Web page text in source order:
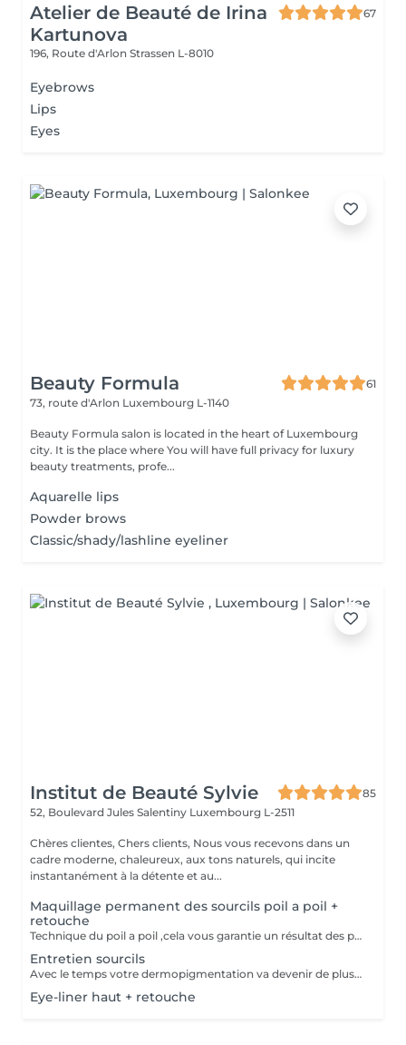
Atelier de Beauté de Irina
Kartunova
67
196, Route d'Arlon Strassen L-8010
Eyebrows
Lips
Eyes
Beauty Formula
61
73, route d'Arlon Luxembourg L-1140
Beauty Formula salon is located in the heart of Luxembourg
city. It is the place where You will have full privacy for luxury
beauty treatments, profe...
Aquarelle lips
Powder brows
Classic/shady/lashline eyeliner
Institut de Beauté Sylvie
85
52, Boulevard Jules Salentiny Luxembourg L-2511
Chères clientes, Chers clients, Nous vous recevons dans un
cadre moderne, chaleureux, aux tons naturels, qui incite
instantanément à la détente et au...
Maquillage permanent des sourcils poil a poil +
retouche
Technique du poil a poil ,cela vous garantie un résultat des plus naturel. prévoir une retouche le mois suivant.
Entretien sourcils
Avec le temps votre dermopigmentation va devenir de plus en plus clair ,pour le retrouver comme au premier jour cette petite retouche sera nécessaire.
Eye-liner haut + retouche